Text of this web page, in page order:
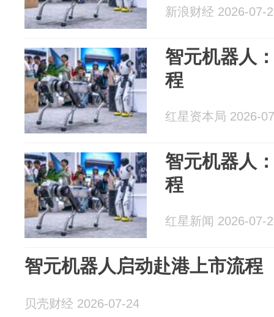
新浪财经 2026-07-
智元机器人
程
红星资本局 2026-
智元机器人
程
红星新闻 2026-07-
智元机器人启动赴港上市流程
贝壳财经 2026-07-24